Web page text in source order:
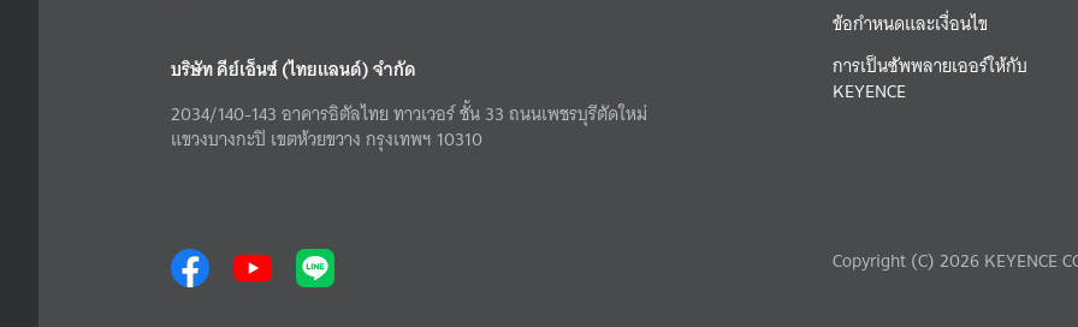
บริษัท คีย์เอ็นซ์ (ไทยแลนด์) จำกัด
2034/140-143 อาคารอิตัลไทย ทาวเวอร์ ชั้น 33 ถนนเพชรบุรีตัดใหม่
แขวงบางกะปิ เขตห้วยขวาง กรุงเทพฯ 10310
ข้อกำหนดและเงื่อนไข
การเป็นซัพพลายเออร์ให้กับ
KEYENCE
Copyright (C) 2026 KEYENCE